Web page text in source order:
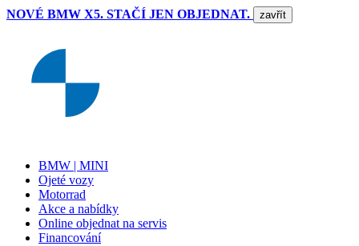
NOVÉ BMW X5. STAČÍ JEN OBJEDNAT. zavřít
BMW | MINI
Ojeté vozy
Motorrad
Akce a nabídky
Online objednat na servis
Financování